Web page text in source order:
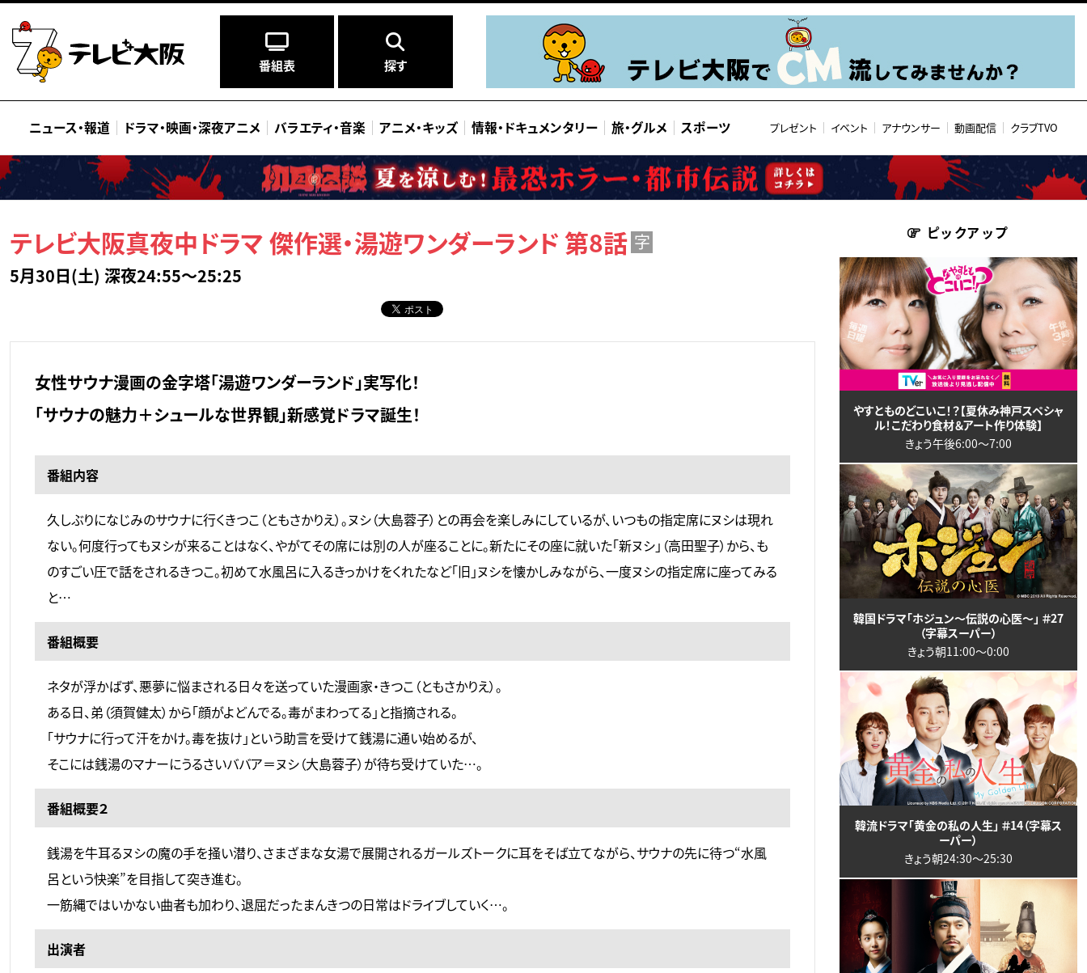
番組表 探す
ニュース・報道 ドラマ・映画・深夜アニメ バラエティ・音楽 アニメ・キッズ 情報・ ドキュメンタリー 旅・グルメ スポーツ プレゼント イベント アナウンサー 動画配信 クラブTVO
テレビ大阪真夜中ドラマ 傑作選・湯遊ワンダーランド 第8話 字
5月30日(土) 深夜24:55～25:25
女性サウナ漫画の金字塔「湯遊ワンダーランド」実写化！
「サウナの魅力＋シュールな世界観」新感覚ドラマ誕生！
番組内容
久しぶりになじみのサウナに行くきつこ（ともさかりえ）。ヌシ（大島蓉子）との再会を楽しみにしているが、いつもの指定席にヌシは現れ
ない。何度行ってもヌシが来ることはなく、やがてその席には別の人が座ることに。新たにその座に就いた「新ヌシ」（高田聖子）から、も
のすごい圧で話をされるきつこ。初めて水風呂に入るきっかけをくれたなど「旧」ヌシを懐かしみながら、一度ヌシの指定席に座ってみる
と…
番組概要
ネタが浮かばず、悪夢に悩まされる日々を送っていた漫画家・きつこ（ともさかりえ）。
ある日、弟（須賀健太）から「顔がよどんでる。毒がまわってる」と指摘される。
「サウナに行って汗をかけ。毒を抜け」という助言を受けて銭湯に通い始めるが、
そこには銭湯のマナーにうるさいババア＝ヌシ（大島蓉子）が待ち受けていた…。
番組概要２
銭湯を牛耳るヌシの魔の手を掻い潜り、さまざまな女湯で展開されるガールズトークに耳をそば立てながら、サウナの先に待つ“水風
呂という快楽”を目指して突き進む。
一筋縄ではいかない曲者も加わり、退屈だったまんきつの日常はドライブしていく…。
出演者
ピックアップ
やすとものどこいこ！？【夏休み神戸スペシャ
ル！こだわり食材＆アート作り体験】
きょう午後6:00〜7:00
韓国ドラマ「ホジュン～伝説の心医～」 ＃27
（字幕スーパー）
きょう朝11:00〜0:00
韓流ドラマ「黄金の私の人生」 ＃14（字幕ス
ーパー）
きょう朝24:30〜25:30